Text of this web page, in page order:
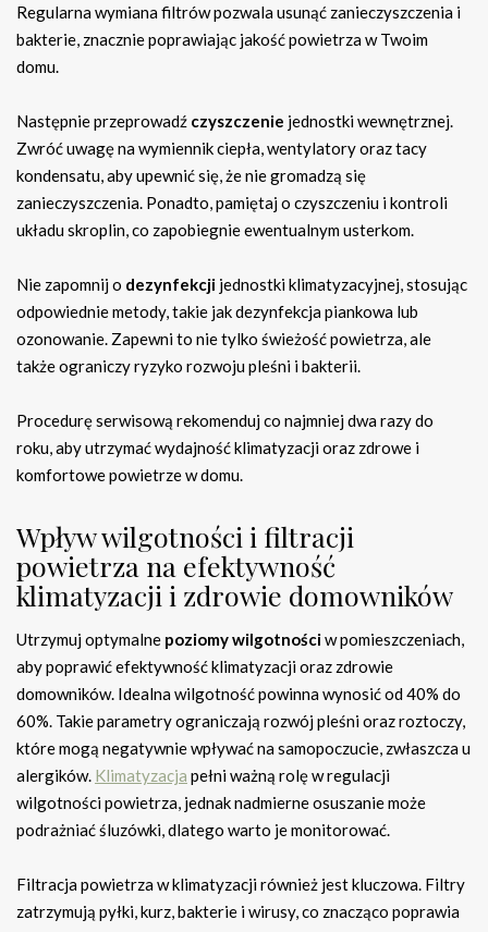
Regularna wymiana filtrów pozwala usunąć zanieczyszczenia i
bakterie, znacznie poprawiając jakość powietrza w Twoim
domu.
Następnie przeprowadź czyszczenie jednostki wewnętrznej.
Zwróć uwagę na wymiennik ciepła, wentylatory oraz tacy
kondensatu, aby upewnić się, że nie gromadzą się
zanieczyszczenia. Ponadto, pamiętaj o czyszczeniu i kontroli
układu skroplin, co zapobiegnie ewentualnym usterkom.
Nie zapomnij o dezynfekcji jednostki klimatyzacyjnej, stosując
odpowiednie metody, takie jak dezynfekcja piankowa lub
ozonowanie. Zapewni to nie tylko świeżość powietrza, ale
także ograniczy ryzyko rozwoju pleśni i bakterii.
Procedurę serwisową rekomenduj co najmniej dwa razy do
roku, aby utrzymać wydajność klimatyzacji oraz zdrowe i
komfortowe powietrze w domu.
Wpływ wilgotności i filtracji
powietrza na efektywność
klimatyzacji i zdrowie domowników
Utrzymuj optymalne poziomy wilgotnościw pomieszczeniach,
aby poprawić efektywność klimatyzacji oraz zdrowie
domowników. Idealna wilgotność powinna wynosić od 40% do
60%. Takie parametry ograniczają rozwój pleśni oraz roztoczy,
które mogą negatywnie wpływać na samopoczucie, zwłaszcza u
alergików. Klimatyzacja pełni ważną rolę w regulacji
wilgotności powietrza, jednak nadmierne osuszanie może
podrażniać śluzówki, dlatego warto je monitorować.
Filtracja powietrza w klimatyzacji również jest kluczowa. Filtry
zatrzymują pyłki, kurz, bakterie i wirusy, co znacząco poprawia